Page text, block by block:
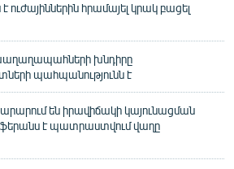
ուժայիններին հրամայել կրակ բացել
խնդիրը
պահպանությունն է
են իրավիճակի կայունացման
է պատրաստվում վաղը